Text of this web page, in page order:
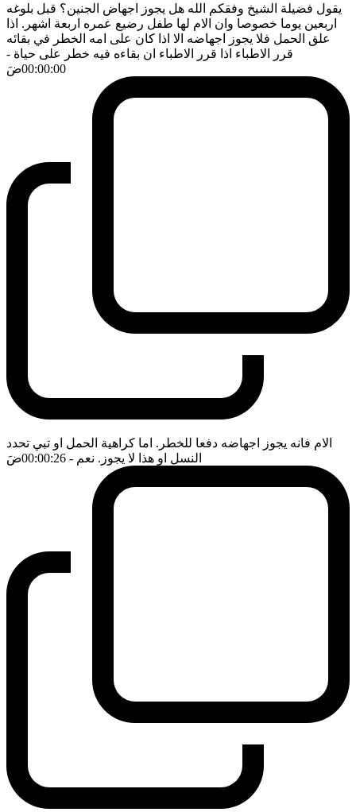
يقول فضيلة الشيخ وفقكم الله هل يجوز اجهاض الجنين؟ قبل بلوغه
اربعين يوما خصوصا وان الام لها طفل رضيع عمره اربعة اشهر. اذا
علق الحمل فلا يجوز اجهاضه الا اذا كان على امه الخطر في بقائه
قرر الاطباء اذا قرر الاطباء ان بقاءه فيه خطر على حياة -
00:00:00ضَ
الام فانه يجوز اجهاضه دفعا للخطر. اما كراهية الحمل او تبي تحدد
النسل او هذا لا يجوز. نعم - 00:00:26 ضَ